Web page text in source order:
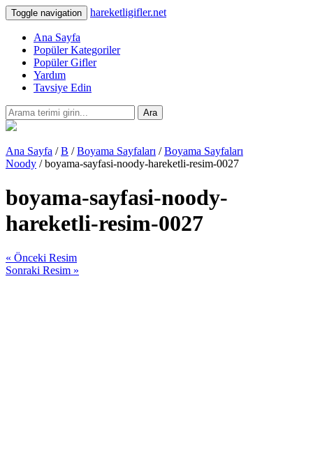
Toggle navigation hareketligifler.net
Ana Sayfa
Popüler Kategoriler
Popüler Gifler
Yardım
Tavsiye Edin
Ara
Ana Sayfa /B /Boyama Sayfaları /Boyama Sayfaları
Noody / boyama-sayfasi-noody-hareketli-resim-0027
boyama-sayfasi-noody-
hareketli-resim-0027
« Önceki Resim
Sonraki Resim »